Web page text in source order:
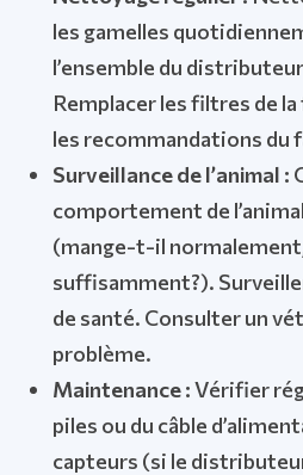
les gamelles
l’ensemble du
Remplacer les filtres de
les recommandations du
Surveillance de l’animal :
comportement de
(mange-t-il
suffisamment?).
de santé. Consulter un
problème.
Maintenance :Vérifier
piles ou du câble
capteurs (si le